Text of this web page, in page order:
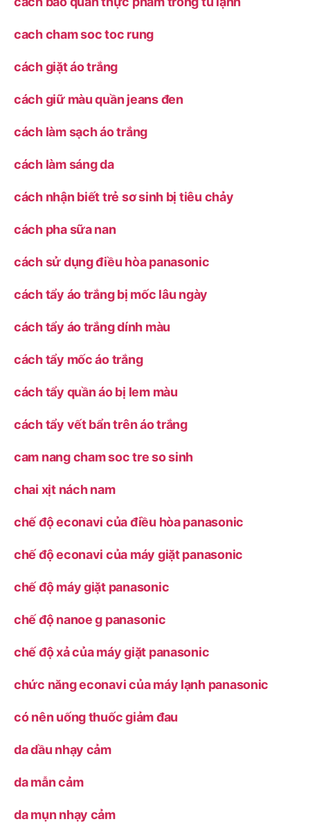
cach cham soc toc rung
cách giặt áo trắng
cách giữ màu quần jeans đen
cách làm sạch áo trắng
cách làm sáng da
cách nhận biết trẻ sơ sinh bị tiêu chảy
cách pha sữa nan
cách sử dụng điều hòa panasonic
cách tẩy áo trắng bị mốc lâu ngày
cách tẩy áo trắng dính màu
cách tẩy mốc áo trắng
cách tẩy quần áo bị lem màu
cách tẩy vết bẩn trên áo trắng
cam nang cham soc tre so sinh
chai xịt nách nam
chế độ econavi của điều hòa panasonic
chế độ econavi của máy giặt panasonic
chế độ máy giặt panasonic
chế độ nanoe g panasonic
chế độ xả của máy giặt panasonic
chức năng econavi của máy lạnh panasonic
có nên uống thuốc giảm đau
da dầu nhạy cảm
da mẫn cảm
da mụn nhạy cảm